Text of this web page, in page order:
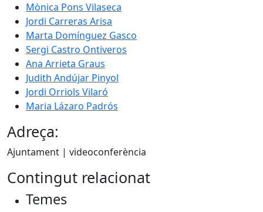
Mònica Pons Vilaseca
Jordi Carreras Arisa
Marta Domínguez Gasco
Sergi Castro Ontiveros
Ana Arrieta Graus
Judith Andújar Pinyol
Jordi Orriols Vilaró
Maria Lázaro Padrós
Adreça:
Ajuntament | videoconferència
Contingut relacionat
Temes